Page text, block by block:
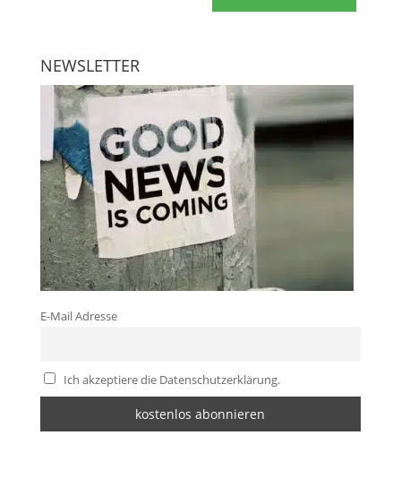
NEWSLETTER
E-Mail Adresse
Ich akzeptiere die Datenschutzerklärung.